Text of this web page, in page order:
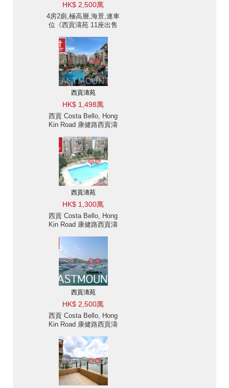
HK$ 2,500萬
4房2廁,極高層,海景,連車
位《西貢濤苑 11座出售
西貢濤苑
HK$ 1,498萬
西貢 Costa Bello, Hong
Kin Road 康健路西貢濤
中心 | 物業 ID:2839西貢
濤苑出售單位
西貢濤苑
HK$ 1,300萬
西貢 Costa Bello, Hong
Kin Road 康健路西貢濤
濤苑出售單位
西貢濤苑
HK$ 2,500萬
西貢 Costa Bello, Hong
Kin Road 康健路西貢濤
台, 近市中心 出售單位